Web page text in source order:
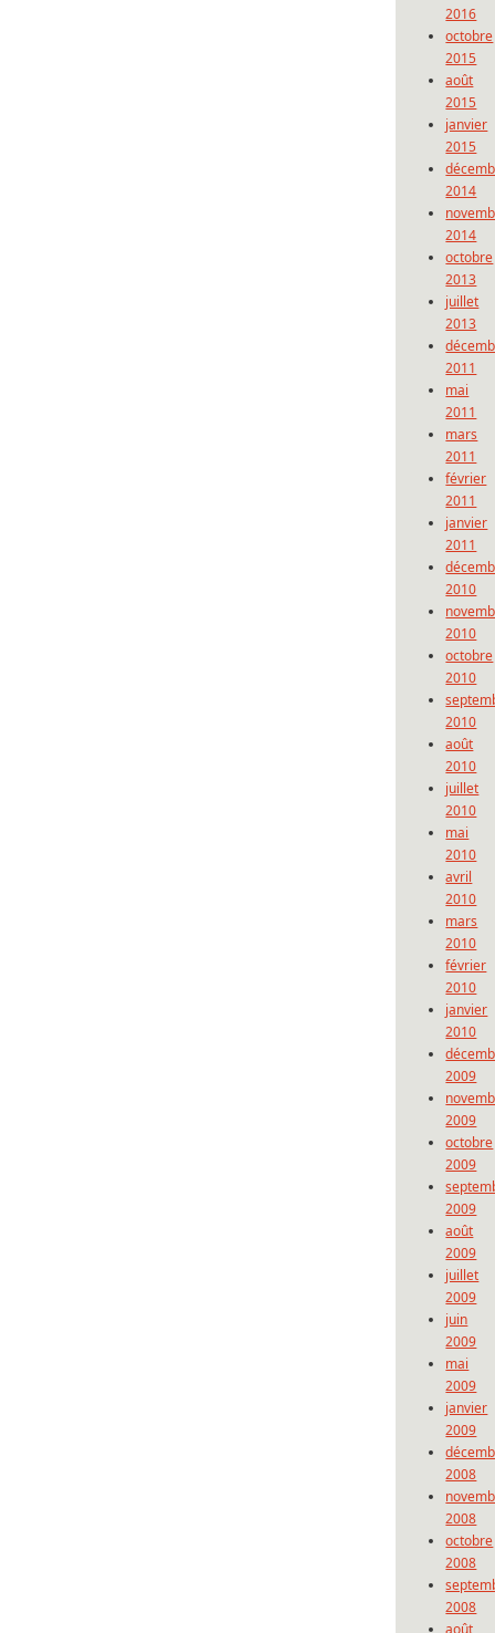
2016
octobre
2015
août
2015
janvier
2015
2014
2014
octobre
2013
juillet
2013
2011
mai
2011
mars
2011
février
2011
janvier
2011
2010
2010
octobre
2010
2010
août
2010
juillet
2010
mai
2010
avril
2010
mars
2010
février
2010
janvier
2010
2009
2009
octobre
2009
2009
août
2009
juillet
2009
juin
2009
mai
2009
janvier
2009
2008
2008
octobre
2008
2008